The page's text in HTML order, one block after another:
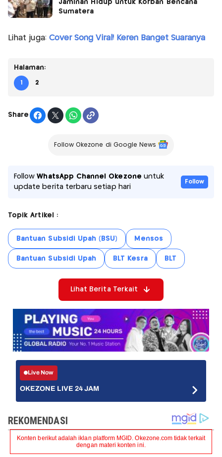
Jaminan Hidup untuk Korban Bencana
Sumatera
Lihat juga: Cover Song Viral! Keren Banget Suaranya
Halaman:
1 2
Share
Follow Okezone di Google News
FollowWhatsApp Channel Okezone untuk
update berita terbaru setiap hari
Follow
Topik Artikel :
Bantuan Subsidi Upah (BSU) Mensos
Bantuan Subsidi Upah BLT Kesra BLT
Lihat Berita Terkait
Live Now
OKEZONE LIVE 24 JAM